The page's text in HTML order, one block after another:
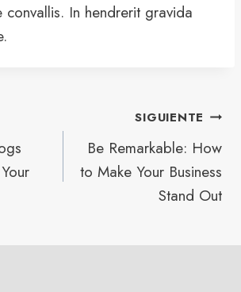
convallis. In hendrerit gravida
SIGUIENTE
Be Remarkable: How
to Make Your Business
Stand Out